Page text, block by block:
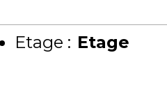
Etage : Etage